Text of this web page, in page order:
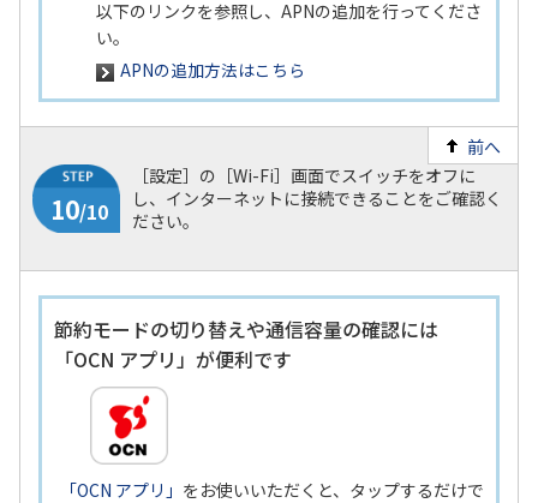
以下のリンクを参照し、APNの追加を行ってくださ
い。
APNの追加方法はこちら
［設定］の［Wi-Fi］画面でスイッチをオフに
し、インターネットに接続できることをご確認く
ださい。
前へ
節約モードの切り替えや通信容量の確認には
「OCN アプリ」が便利です
「OCN アプリ」 をお使いいただくと、タップするだけで